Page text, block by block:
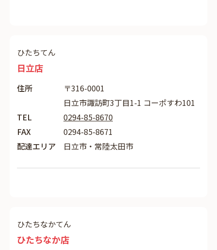
ひたちてん
日立店
住所
〒316-0001
日立市諏訪町3丁目1-1 コーポすわ101
TEL
0294-85-8670
FAX
0294-85-8671
配達エリア
日立市・常陸太田市
ひたちなかてん
ひたちなか店